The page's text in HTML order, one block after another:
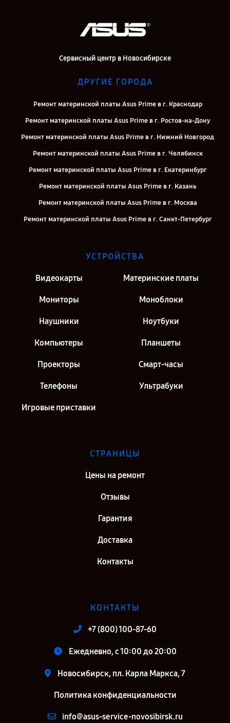
Сервисный центр в Новосибирске
ДРУГИЕ ГОРОДА
Ремонт материнской платы Asus Prime в г. Краснодар
Ремонт материнской платы Asus Prime в г. Ростов-на-Дону
Ремонт материнской платы Asus Prime в г. Нижний Новгород
Ремонт материнской платы Asus Prime в г. Челябинск
Ремонт материнской платы Asus Prime в г. Екатеринбург
Ремонт материнской платы Asus Prime в г. Казань
Ремонт материнской платы Asus Prime в г. Москва
Ремонт материнской платы Asus Prime в г. Санкт-Петербург
УСТРОЙСТВА
Видеокарты Материнские платы
Мониторы Моноблоки
Наушники Ноутбуки
Компьютеры Планшеты
Проекторы Смарт-часы
Телефоны Ультрабуки
Игровые приставки
СТРАНИЦЫ
Цены на ремонт
Отзывы
Гарантия
Доставка
Контакты
КОНТАКТЫ
+7 (800) 100-87-60
Ежедневно, с 10:00 до 20:00
Новосибирск, пл. Карла Маркса, 7
Политика конфиденциальности
info@asus-service-novosibirsk.ru